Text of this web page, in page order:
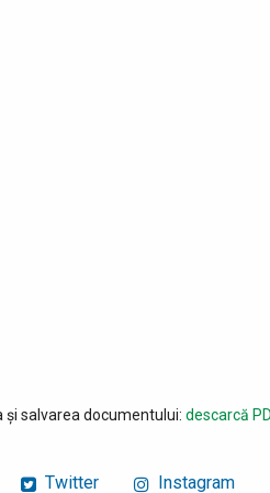
și salvarea documentului: descarcă
Twitter Instagram